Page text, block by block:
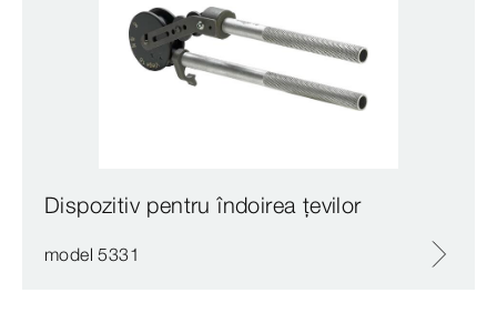
Dispozitiv pentru îndoirea țevilor
model 5331